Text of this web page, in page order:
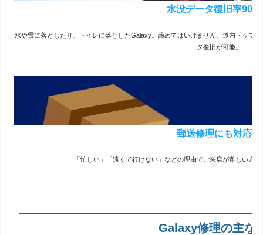
水没データ復旧率90
水や雪に落としたり、トイレに落としたGalaxy。諦めてはいけません。道内トップ
タ復旧が可能。
郵送修理にも対応！
「忙しい」「遠くて行けない」などの理由でご来店が難しい方
Galaxy修理の主な